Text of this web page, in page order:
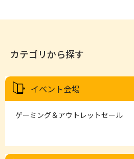
カテゴリから探す
イベント会場
ゲーミング＆アウトレットセール